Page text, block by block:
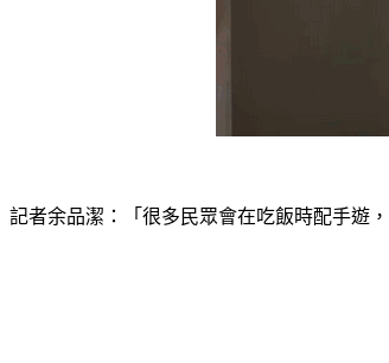
記者余品潔：「很多民眾會在吃飯時配手遊